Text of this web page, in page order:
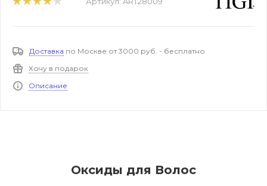
Доставка по Москве от 3000 руб. - бесплатно
Хочу в подарок
Описание
Оксиды для Волос